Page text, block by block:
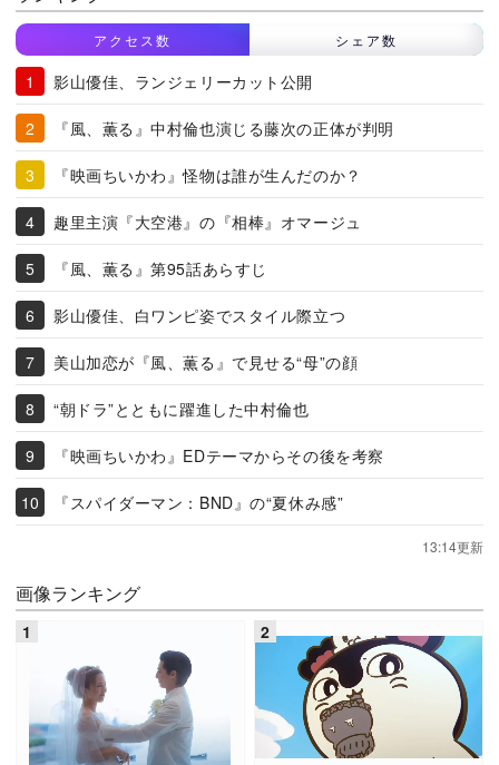
アクセス数 シェア数
影山優佳、ランジェリーカット公開
『風、薫る』中村倫也演じる藤次の正体が判明
『映画ちいかわ』怪物は誰が生んだのか？
趣里主演『大空港』の『相棒』オマージュ
『風、薫る』第95話あらすじ
影山優佳、白ワンピ姿でスタイル際立つ
美山加恋が『風、薫る』で見せる“母”の顔
“朝ドラ”とともに躍進した中村倫也
『映画ちいかわ』EDテーマからその後を考察
『スパイダーマン：BND』の“夏休み感”
13:14更新
画像ランキング